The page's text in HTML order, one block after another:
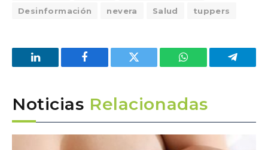
Desinformación
nevera Salud tuppers
LinkedIn Facebook Twitter WhatsApp
Noticias Relacionadas